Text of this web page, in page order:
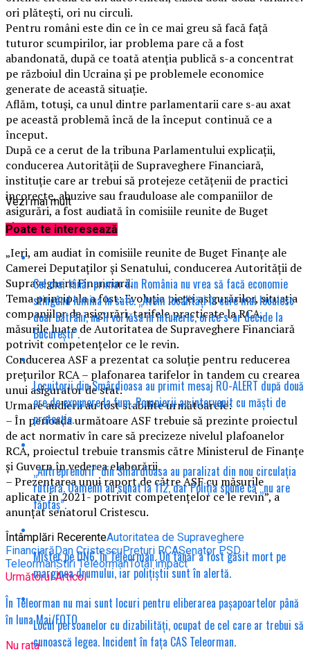
ori plătești, ori nu circuli.
Pentru români este din ce în ce mai greu să facă față
tuturor scumpirilor, iar problema pare că a fost
abandonată, după ce toată atenția publică s-a concentrat
pe războiul din Ucraina și pe problemele economice
generate de această situație.
Aflăm, totuși, ca unul dintre parlamentarii care s-au axat
pe această problemă încă de la început continuă ce a
început.
După ce a cerut de la tribuna Parlamentului explicații,
conducerea Autorității de Supraveghere Financiară,
instituție care ar trebui să protejeze cetățenii de practici
incorecte, abuzive sau frauduloase ale companiilor de
asigurări, a fost audiată în comisiile reunite de Buget
Finanțe.
„Ieri, am audiat în comisiile reunite de Buget Finanțe ale
Camerei Deputaților și Senatului, conducerea Autorității de
Supraveghere Financiară.
Tema principala a fost: Evoluția pieței asigurărilor, situația
companiilor de asigurări, tarifele practicate la RCA,
măsurile luate de Autoritatea de Supraveghere Financiară
potrivit competențelor ce le revin.
Conducerea ASF a prezentat ca soluție pentru reducerea
prețurilor RCA – plafonarea tarifelor în tandem cu crearea
unui asigurator de stat.
Urmare audierii au fost stabilite următoarele:
– În perioada următoare ASF trebuie să prezinte proiectul
de act normativ în care să precizeze nivelul plafoanelor
RCA, proiectul trebuie transmis către Ministerul de Finanțe
și Guvern în vederea elaborării.
– Prezentarea unui raport de către ASF cu măsurile
aplicate în 2021- potrivit competențelor ce le revin”, a
anunțat senatorul Cristescu.
Întâmplări RecerenteAutoritatea de Supraveghere
FinanciarăDan CristescuPreturi RCASenator PSD
TeleormanStiri TeleormanTotal impact
Următorul Articol
În Teleorman nu mai sunt locuri pentru eliberarea pașapoartelor până
în luna Mai/FOTO
Nu rata
Vezi mai mult
Poate te interesează
Cel mai tânăr primar din România nu vrea să facă economie
stingând lumina în sate. „Avem localități în care mai locuiesc
doar bătrâni, nu îi voi lăsa în întuneric, orice s-ar decide la
București”.
Locuitorii din Smârdioasa au primit mesaj RO-ALERT după două
ore de expunere la fum. Pompierii au intervenit cu măști de
protecție.
„Antreprenorii” din Smârdioasa au paralizat din nou circulația
rutieră. Oamenii au sunat la 112, dar Poliția spune că „nu are
făptaș”.
Mister pe DN6, în Teleorman. Un tânăr a fost găsit mort pe
marginea drumului, iar polițiștii sunt în alertă.
Locul persoanelor cu dizabilități, ocupat de cel care ar trebui să
cunoască legea. Incident în fața CAS Teleorman.